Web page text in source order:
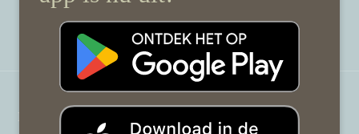
Over HRMorgen
Disclaimer & gedragscode
HRMorgen.nl